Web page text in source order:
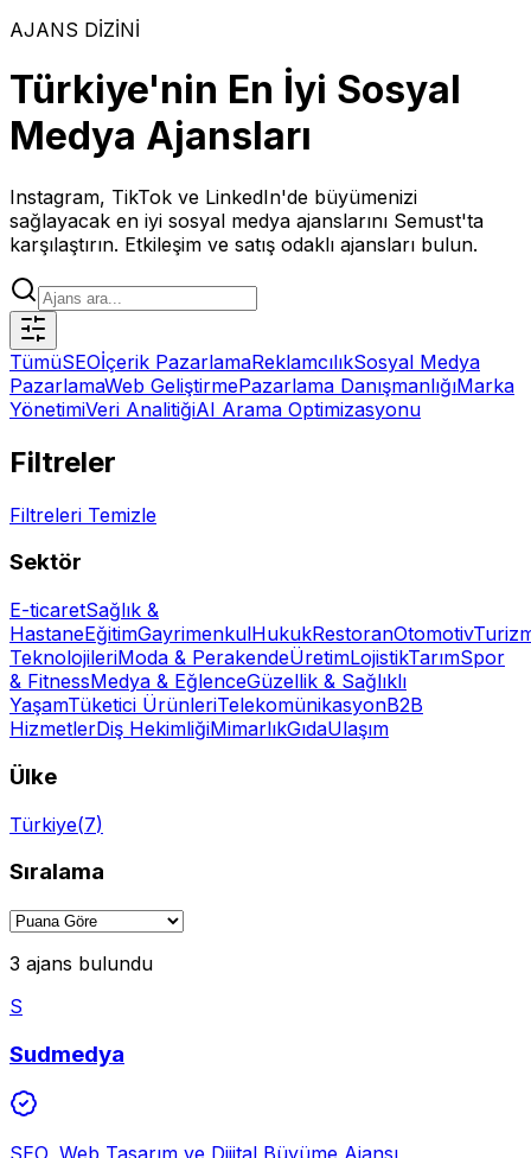
AJANS DİZİNİ
Türkiye'nin En İyi Sosyal
Medya Ajansları
Instagram, TikTok ve LinkedIn'de büyümenizi
sağlayacak en iyi sosyal medya ajanslarını Semust'ta
karşılaştırın. Etkileşim ve satış odaklı ajansları bulun.
TümüSEOİçerik PazarlamaReklamcılıkSosyal Medya
PazarlamaWeb GeliştirmePazarlama DanışmanlığıMarka
YönetimiVeri AnalitiğiAI Arama Optimizasyonu
Filtreler
Filtreleri Temizle
Sektör
E-ticaretSağlık &
HastaneEğitimGayrimenkulHukukRestoranOtomotiv
TeknolojileriModa & PerakendeÜretimLojistikTarımSpor
& FitnessMedya & EğlenceGüzellik & Sağlıklı
YaşamTüketici ÜrünleriTelekomünikasyonB2B
HizmetlerDiş HekimliğiMimarlıkGıdaUlaşım
Ülke
Türkiye(7)
Sıralama
3 ajans bulundu
S
Sudmedya